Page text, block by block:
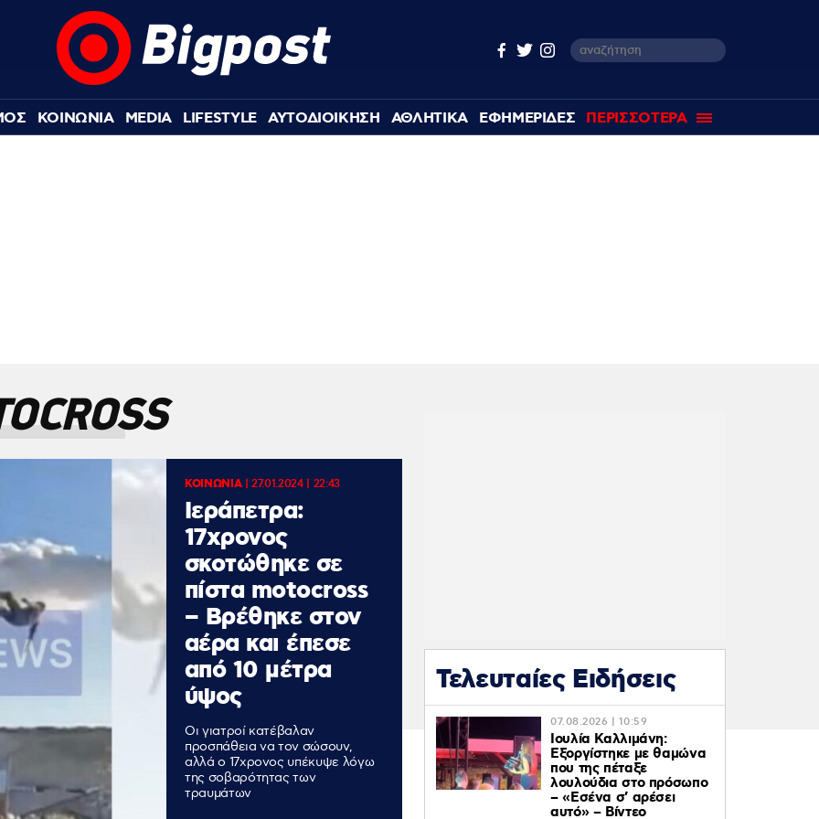
ΚΟΙΝΩΝΙΑ MEDIA LIFESTYLE ΑΥΤΟΔΙΟΙΚΗΣΗ ΑΘΛΗΤΙΚΑ ΕΦΗΜΕΡΙΔΕΣ ΠΕΡΙΣΣΟΤΕΡΑ
ΚΟΙΝΩΝΙΑ|27.01.2024 | 22:43
Ιεράπετρα:
17χρονος
σκοτώθηκε σε
πίστα motocross
– Βρέθηκε στον
αέρα και έπεσε
από 10 μέτρα
ύψος
Οι γιατροί κατέβαλαν
προσπάθεια να τον σώσουν,
αλλά ο 17χρονος υπέκυψε λόγω
της σοβαρότητας των
τραυμάτων
Τελευταίες Ειδήσεις
07.08.2026 | 10:59
Ιουλία Καλλιμάνη:
Εξοργίστηκε με θαμώνα
που της πέταξε
λουλούδια στο πρόσωπο
– «Εσένα σ’ αρέσει
αυτό» – Βίντεο